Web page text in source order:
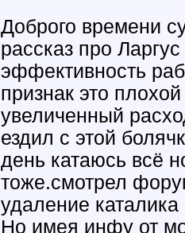
Доброго времени
рассказ про
эффективность
признак это
увеличенный
ездил с этой
день катаюсь всё
тоже.смотрел
удаление
Но имея инфу от